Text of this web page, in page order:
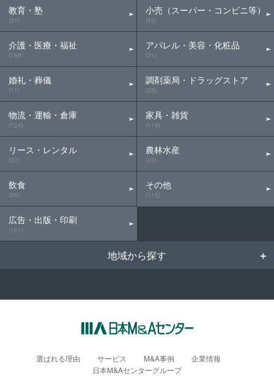
教育・塾
(31)
介護・医療・福祉
(168)
婚礼・葬儀
(11)
物流・運輸・倉庫
(124)
リース・レンタル
(30)
飲食
(56)
広告・出版・印刷
(101)
小売（スーパー・コンビニ等）
(45)
アパレル・美容・化粧品
(71)
調剤薬局・ドラッグストア
(25)
家具・雑貨
(119)
農林水産
(43)
その他
(115)
地域から探す
選ばれる理由 サービス M&A事例
企業情報
日本M&Aセンターグループ